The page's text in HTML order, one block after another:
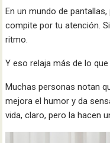
En un mundo de
compite por tu atención.
ritmo.
Y eso relaja más de lo que
Muchas personas notan
mejora el humor y da
vida, claro, pero la hacen